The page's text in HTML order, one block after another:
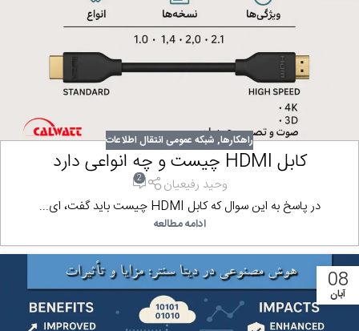
راهکارها, شبکه عمومی انتقال اطلاعات
کابل HDMI چیست و چه انواعی دارد
وحید رفیعیان 2
در پاسخ به این سوال که کابل HDMI چیست باید گفت، ای...
ادامه مطالعه
08
آبان